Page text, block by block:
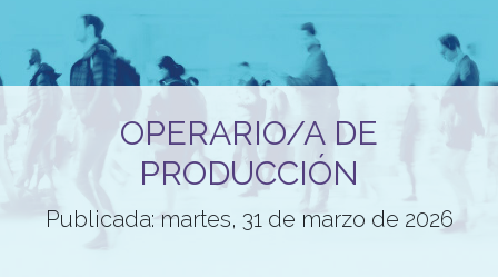
OPERARIO/A DE
PRODUCCIÓN
Publicada: martes, 31 de marzo de 2026